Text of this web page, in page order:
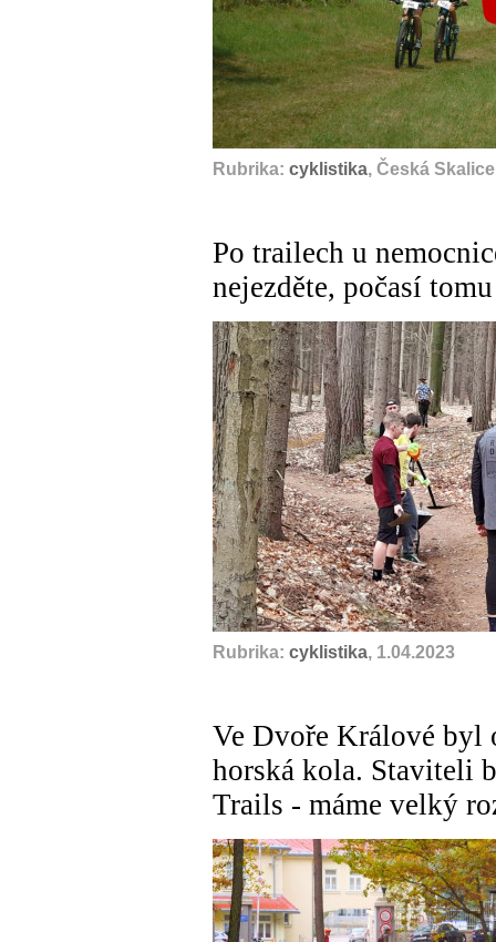
Rubrika: cyklistika, Česká
Po trailech u
nejezděte, počasí
Rubrika: cyklistika, 1.04.2023
Ve Dvoře Králové byl
horská kola. Staviteli
Trails - máme velký